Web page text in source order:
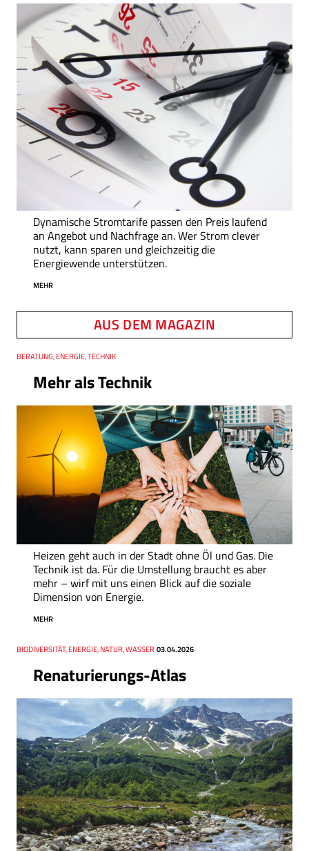
Dynamische Stromtarife passen den Preis laufend
an Angebot und Nachfrage an. Wer Strom clever
nutzt, kann sparen und gleichzeitig die
Energiewende unterstützen.
MEHR
AUS DEM MAGAZIN
Mehr als Technik
Thema
BERATUNG, ENERGIE, TECHNIK
Heizen geht auch in der Stadt ohne Öl und Gas. Die
Technik ist da. Für die Umstellung braucht es aber
mehr – wirf mit uns einen Blick auf die soziale
Dimension von Energie.
MEHR
Renaturierungs-Atlas
Thema
BIODIVERSITÄT, ENERGIE, NATUR, WASSER
Datum 03.04.2026